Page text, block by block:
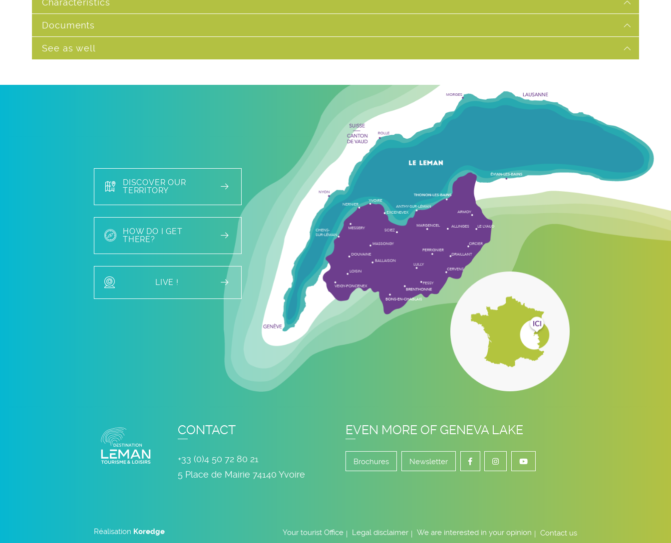
Characteristics
Documents
See as well
DISCOVER OUR
TERRITORY
HOW DO I GET
THERE?
LIVE !
CONTACT
+33 (0)4 50 72 80 21
5 Place de Mairie74140Yvoire
EVEN MORE OF GENEVA LAKE
Brochures Newsletter
Réalisation Koredge Your tourist Office Legal disclaimer We are interested in your opinion Contact us